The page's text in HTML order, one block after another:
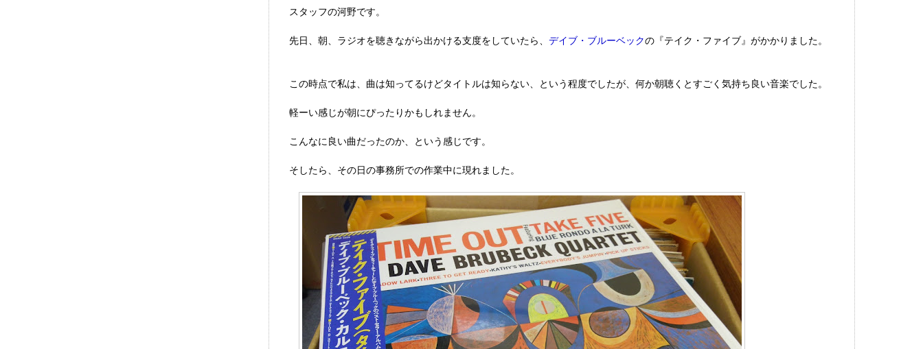
スタッフの河野です。
先日、朝、ラジオを聴きながら出かける支度をしていたら、デイブ・ブルーベックの『テイク・ファイブ』がかかりました。
この時点で私は、曲は知ってるけどタイトルは知らない、という程度でしたが、何か朝聴くとすごく気持ち良い音楽でした。
軽ーい感じが朝にぴったりかもしれません。
こんなに良い曲だったのか、という感じです。
そしたら、その日の事務所での作業中に現れました。